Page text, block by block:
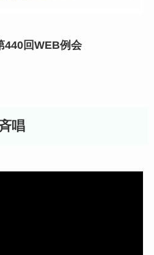
440回WEB例会
唱